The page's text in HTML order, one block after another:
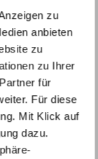
zu
anbieten
zu
zu Ihrer
für
Für diese
Mit Klick auf
dazu.